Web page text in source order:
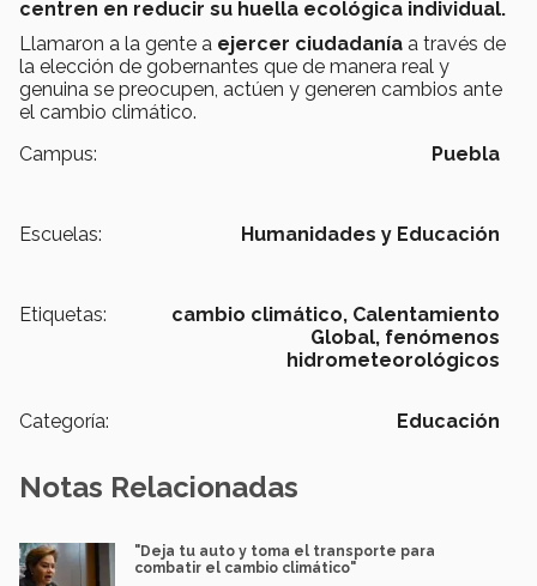
centren en reducir su huella ecológica individual.
Llamaron a la gente a ejercer ciudadanía a través de
la elección de gobernantes que de manera real y
genuina se preocupen, actúen y generen cambios ante
el cambio climático.
Campus:
Puebla
Escuelas: Humanidades y Educación
Etiquetas: cambio climático, Calentamiento
Global, fenómenos
hidrometeorológicos
Categoría: Educación
Notas Relacionadas
"Deja tu auto y toma el transporte para
combatir el cambio climático"